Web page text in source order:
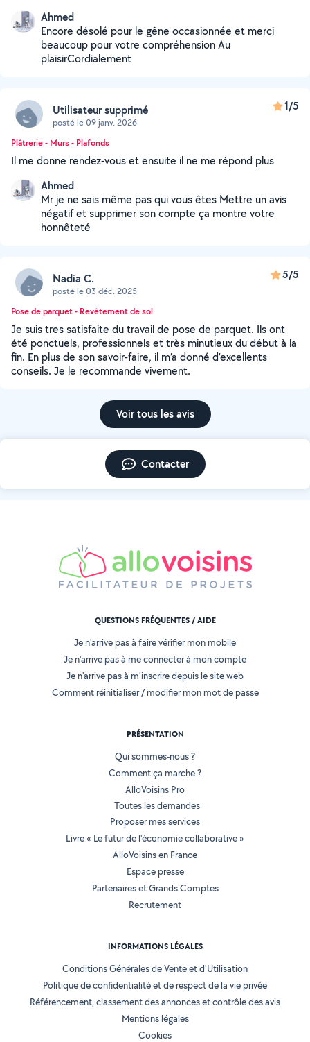
Ahmed
Encore désolé pour le gêne occasionnée et merci
beaucoup pour votre compréhension Au
plaisirCordialement
Utilisateur supprimé
posté le 09 janv. 2026
1/5
Plâtrerie - Murs - Plafonds
Il me donne rendez-vous et ensuite il ne me répond plus
Ahmed
Mr je ne sais même pas qui vous êtes Mettre un avis
négatif et supprimer son compte ça montre votre
honnêteté
Nadia C.
posté le 03 déc. 2025
5/5
Pose de parquet - Revêtement de sol
Je suis tres satisfaite du travail de pose de parquet. Ils ont
été ponctuels, professionnels et très minutieux du début à la
fin. En plus de son savoir-faire, il m’a donné d’excellents
conseils. Je le recommande vivement.
Voir tous les avis
Contacter
QUESTIONS FRÉQUENTES / AIDE
Je n'arrive pas à faire vérifier mon mobile
Je n'arrive pas à me connecter à mon compte
Je n'arrive pas à m'inscrire depuis le site web
Comment réinitialiser / modifier mon mot de passe
PRÉSENTATION
Qui sommes-nous ?
Comment ça marche ?
AlloVoisins Pro
Toutes les demandes
Proposer mes services
Livre « Le futur de l'économie collaborative »
AlloVoisins en France
Espace presse
Partenaires et Grands Comptes
Recrutement
INFORMATIONS LÉGALES
Conditions Générales de Vente et d'Utilisation
Politique de confidentialité et de respect de la vie privée
Référencement, classement des annonces et contrôle des avis
Mentions légales
Cookies